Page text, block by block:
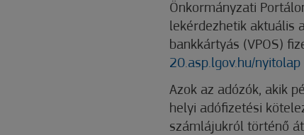
Önkormányzati
lekérdezhetik aktuális
bankkártyás (VPOS)
20.asp.lgov.hu/nyitolap
Azok az adózók, akik
helyi adófizetési
számlájukról történő